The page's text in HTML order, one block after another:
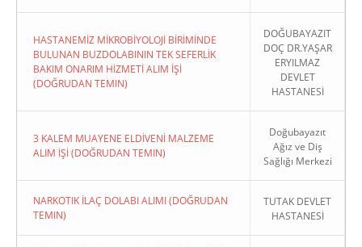
HASTANEMİZ MİKROBİYOLOJİ BİRİMİNDE
BULUNAN BUZDOLABININ TEK SEFERLİK
BAKIM ONARIM HİZMETİ ALIM İŞİ
(DOĞRUDAN TEMIN)
DOĞUBAYAZIT
DOÇ DR.YAŞAR
ERYILMAZ
DEVLET
HASTANESİ
3 KALEM MUAYENE ELDİVENİ MALZEME
ALIM İŞİ (DOĞRUDAN TEMIN)
Doğubayazıt
Ağız ve Diş
Sağlığı Merkezi
NARKOTIK İLAÇ DOLABI ALIMI (DOĞRUDAN
TEMIN)
TUTAK DEVLET
HASTANESİ